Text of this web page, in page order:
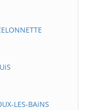
LES-BAiNS